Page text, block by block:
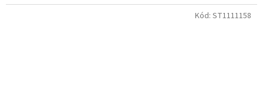
Kód: ST1111158